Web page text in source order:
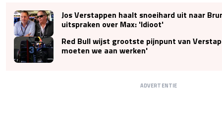
Jos Verstappen haalt snoeihard uit naar
uitspraken over Max: 'Idioot'
Red Bull wijst grootste pijnpunt van
moeten we aan werken'
ADVERTENTIE